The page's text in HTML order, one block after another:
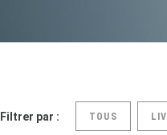
Filtrer par : TOUS